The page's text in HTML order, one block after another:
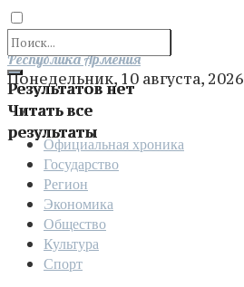
Результатов нет
Читать все
результаты
Отправить
Республика Армения
Понедельник, 10 августа, 2026
Официальная хроника
Государство
Регион
Экономика
Общество
Культура
Спорт